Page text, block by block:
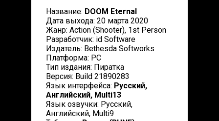
Название: DOOM Eternal
Дата выхода: 20 марта 2020
Жанр: Action (Shooter), 1st Person
Разработчик: id Software
Издатель: Bethesda Softworks
Платформа: PC
Тип издания: Пиратка
Версия: Build 21890283
Язык интерфейса: Русский,
Английский, Multi13
Язык озвучки: Русский,
Английский, Multi9